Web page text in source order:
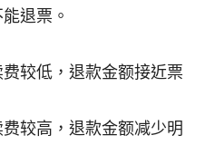
退票。
较低，退款金额接近票
较高，退款金额减少明